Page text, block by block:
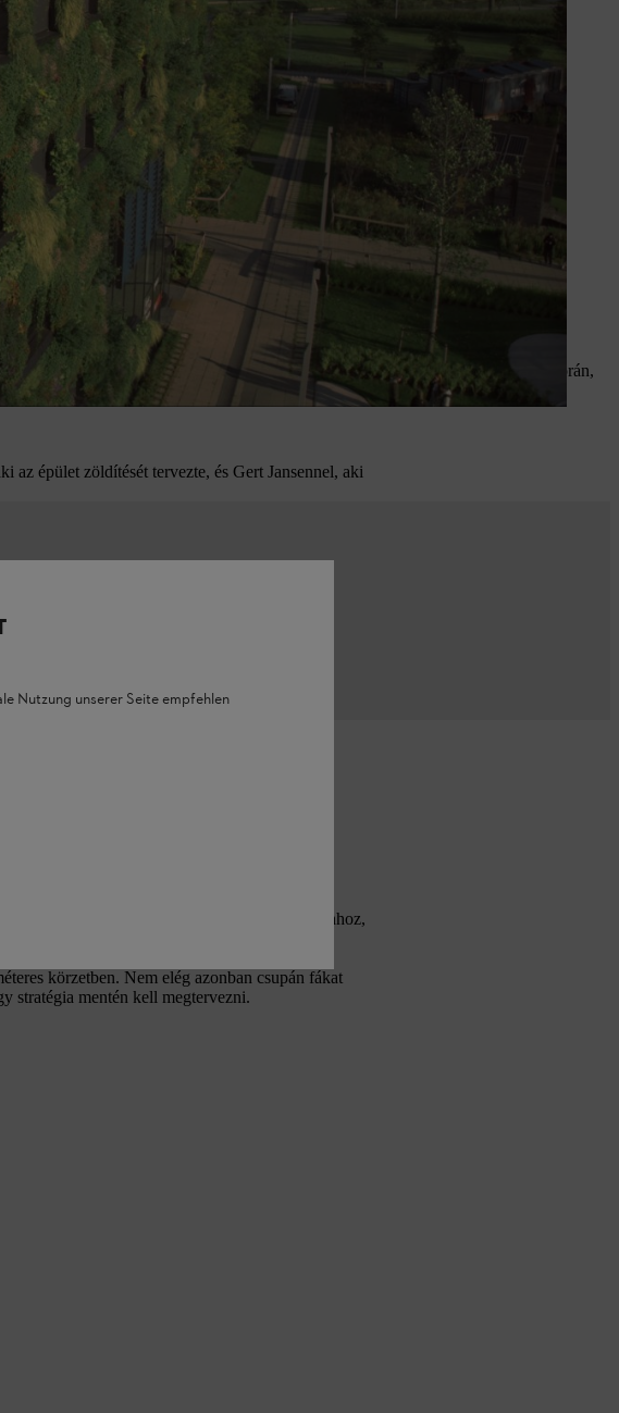
városi zöldfelületekkel lehet ellensúlyozni.
fejlesztés).
végezzék, tehát ne zavarják az épületben tartózkodó embereket. A nagyobb
váltak be a legjobban a zöldterületek gondozásánál.
és csendesek. Ezek az előnyök gyorsan érzékelhetővé válnak a munka során,
az épület zöldítését tervezte, és Gert Jansennel, aki
os
a hőszigetek hatásainak mérséklésére. Az
zöldfelületekből kell állnia ahhoz,
körzetben. Nem elég azonban csupán fákat
stratégia mentén kell megtervezni.
Nutzung unserer Seite empfehlen